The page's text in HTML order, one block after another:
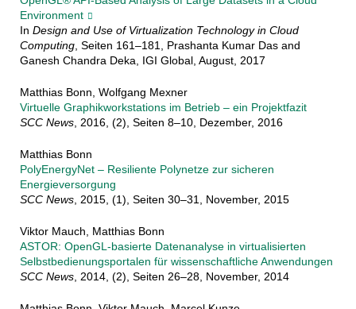
Environment
In Design and Use of Virtualization Technology in Cloud
Computing, Seiten 161–181, Prashanta Kumar Das and
Ganesh Chandra Deka, IGI Global, August, 2017
Matthias Bonn, Wolfgang Mexner
Virtuelle Graphikworkstations im Betrieb – ein Projektfazit
SCC News, 2016, (2), Seiten 8–10, Dezember, 2016
Matthias Bonn
PolyEnergyNet – Resiliente Polynetze zur sicheren
Energieversorgung
SCC News, 2015, (1), Seiten 30–31, November, 2015
Viktor Mauch, Matthias Bonn
ASTOR: OpenGL-basierte Datenanalyse in virtualisierten
Selbstbedienungsportalen für wissenschaftliche Anwendungen
SCC News, 2014, (2), Seiten 26–28, November, 2014